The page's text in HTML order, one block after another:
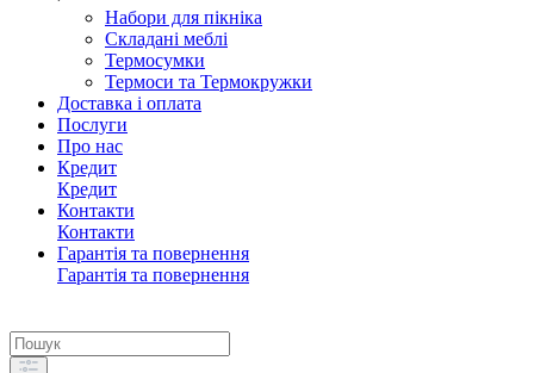
Набори для пікніка
Складані меблі
Термосумки
Термоси та Термокружки
Доставка і оплата
Послуги
Про нас
Кредит
Кредит
Контакти
Контакти
Гарантія та повернення
Гарантія та повернення